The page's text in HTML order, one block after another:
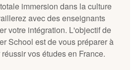
immersion dans la culture
avec des enseignants
votre intégration. L'objectif de
School est de vous préparer à
vos études en France.